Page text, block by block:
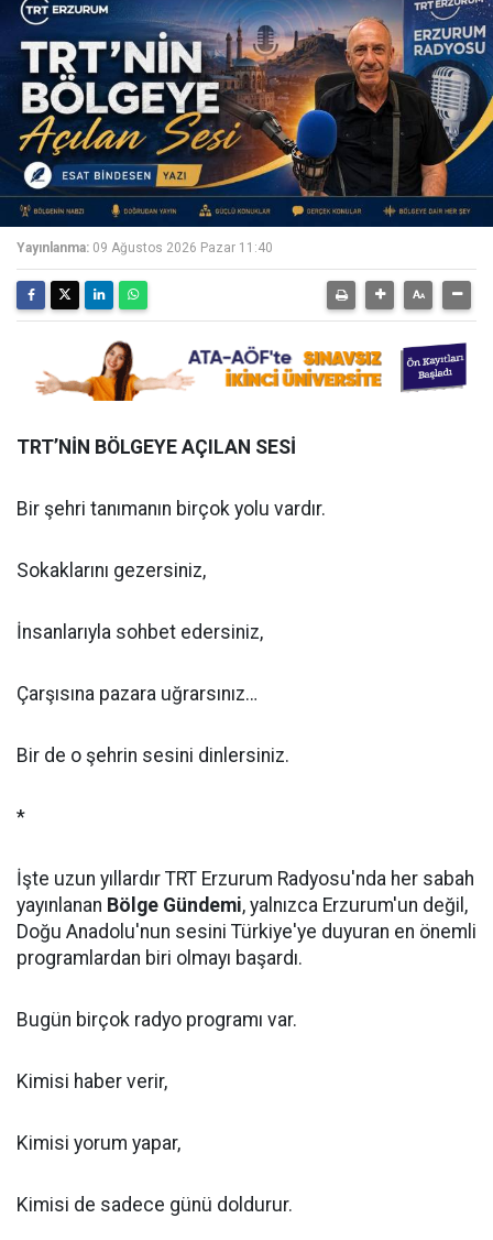
Yayınlanma: 09 Ağustos 2026 Pazar 11:40
TRT’NİN BÖLGEYE AÇILAN SESİ
Bir şehri tanımanın birçok yolu vardır.
Sokaklarını gezersiniz,
İnsanlarıyla sohbet edersiniz,
Çarşısına pazara uğrarsınız…
Bir de o şehrin sesini dinlersiniz.
*
İşte uzun yıllardır TRT Erzurum Radyosu'nda her sabah
yayınlanan Bölge Gündemi, yalnızca Erzurum'un değil,
Doğu Anadolu'nun sesini Türkiye'ye duyuran en önemli
programlardan biri olmayı başardı.
Bugün birçok radyo programı var.
Kimisi haber verir,
Kimisi yorum yapar,
Kimisi de sadece günü doldurur.